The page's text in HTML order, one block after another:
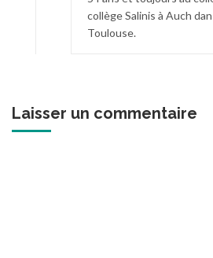
collège Salinis à Auch
Toulouse.
Laisser un commentaire